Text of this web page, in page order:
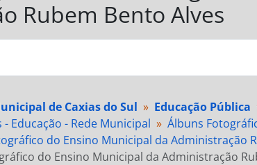
Rubem Bento Alves
de Caxias do Sul Educação Pública
Educação - Rede Municipal
Álbuns
do Ensino Municipal da Administração
do Ensino Municipal da Administração